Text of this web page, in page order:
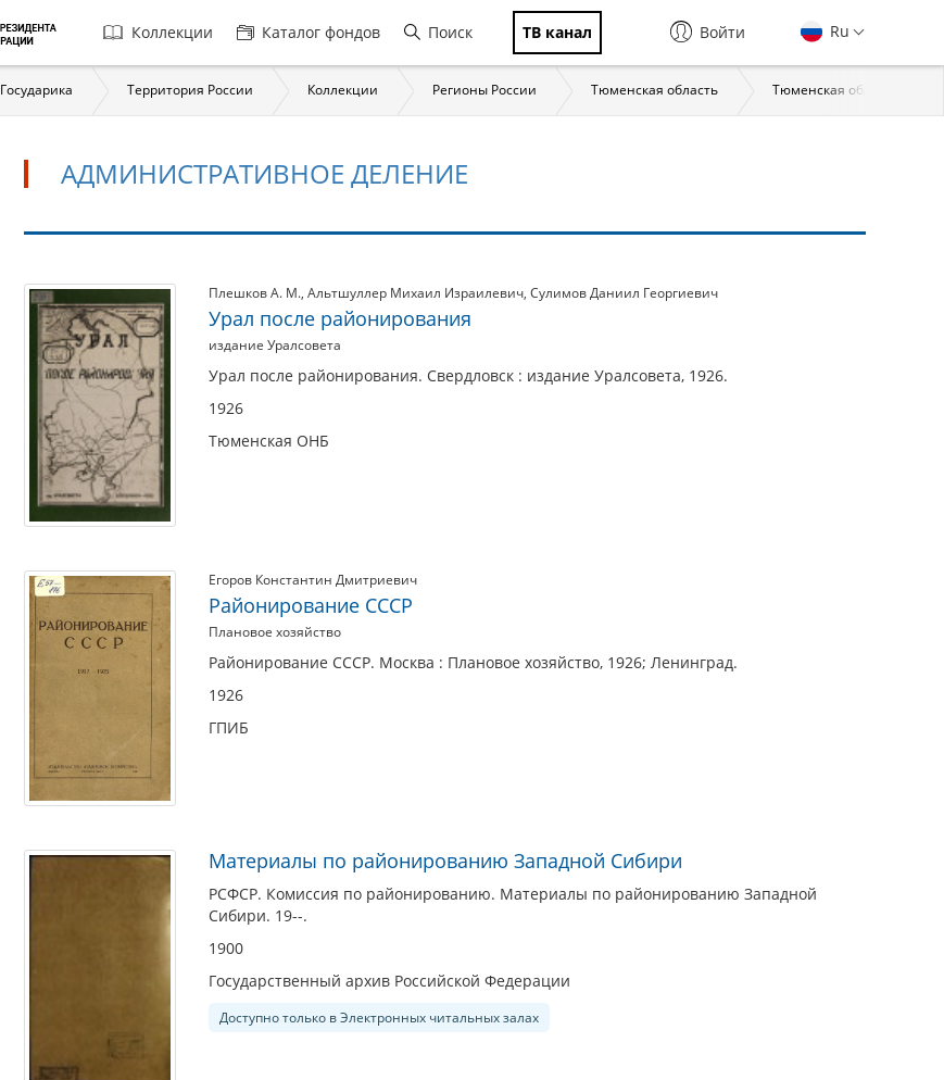
Главная
навигация
Коллекции Каталог фондов Поиск ТВ канал Ru
Войти
Государика Территория России Коллекции Регионы России Тюменская область Тюменская область:
АДМИНИСТРАТИВНОЕ ДЕЛЕНИЕ
Административное
деление
Плешков А. М., Альтшуллер Михаил Израилевич, Сулимов Даниил Георгиевич
Урал после районирования
издание Уралсовета
Урал после районирования. Свердловск : издание Уралсовета, 1926.
1926
Тюменская ОНБ
Егоров Константин Дмитриевич
Районирование СССР
Плановое хозяйство
Районирование СССР. Москва : Плановое хозяйство, 1926; Ленинград.
1926
ГПИБ
Материалы по районированию Западной Сибири
РСФСР. Комиссия по районированию. Материалы по районированию Западной
Сибири. 19--.
1900
Государственный архив Российской Федерации
Доступно только в Электронных читальных залах